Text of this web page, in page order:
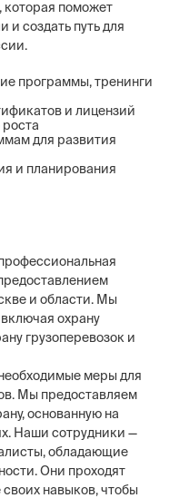
которая поможет
и создать путь для
программы, тренинги
и лицензий
для развития
и планирования
и области. Мы
охрану
грузоперевозок и
меры для
Мы предоставляем
основанную на
Наши сотрудники —
обладающие
Они проходят
навыков, чтобы